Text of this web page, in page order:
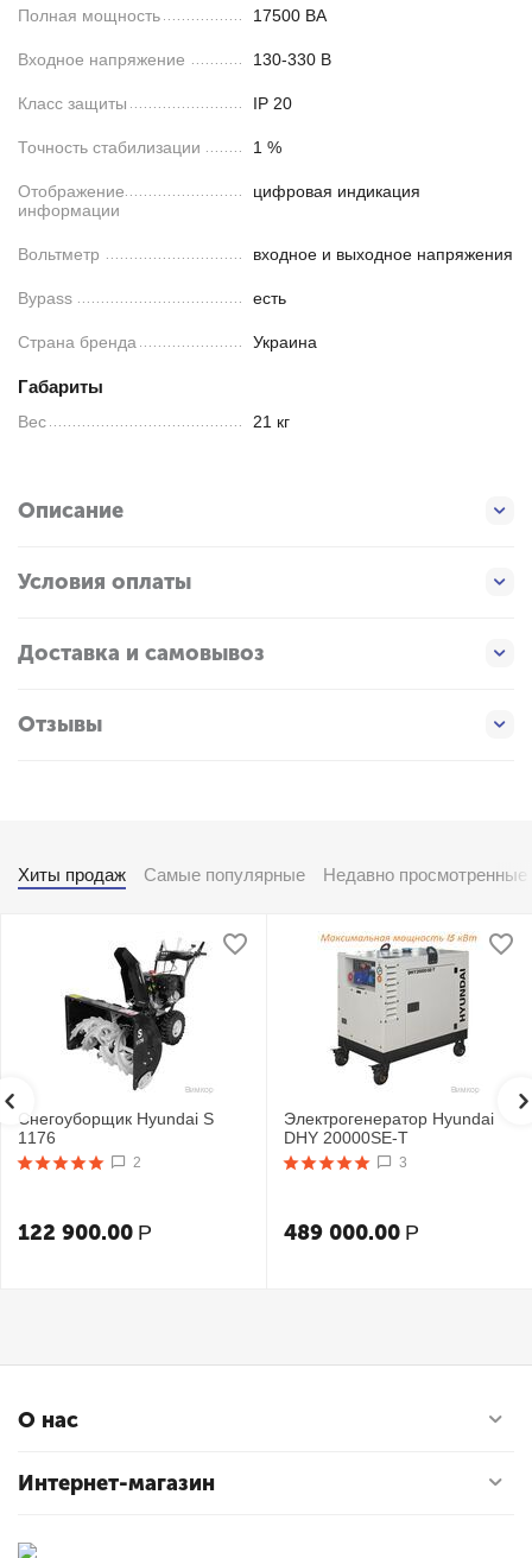
Полная мощность 17500 ВА
Входное напряжение 130-330 В
Класс защиты IP 20
Точность стабилизации 1 %
Отображение
информации
цифровая индикация
Вольтметр входное и выходное напряжения
Bypass есть
Страна бренда Украина
Габариты
Вес 21 кг
Описание
Условия оплаты
Доставка и самовывоз
Отзывы
Хиты продаж Самые популярные Недавно просмотренные
Снегоуборщик Hyundai S
1176
2
122 900.00 Р
Электрогенератор Hyundai
DHY 20000SE-T
3
489 000.00 Р
О нас
Интернет-магазин